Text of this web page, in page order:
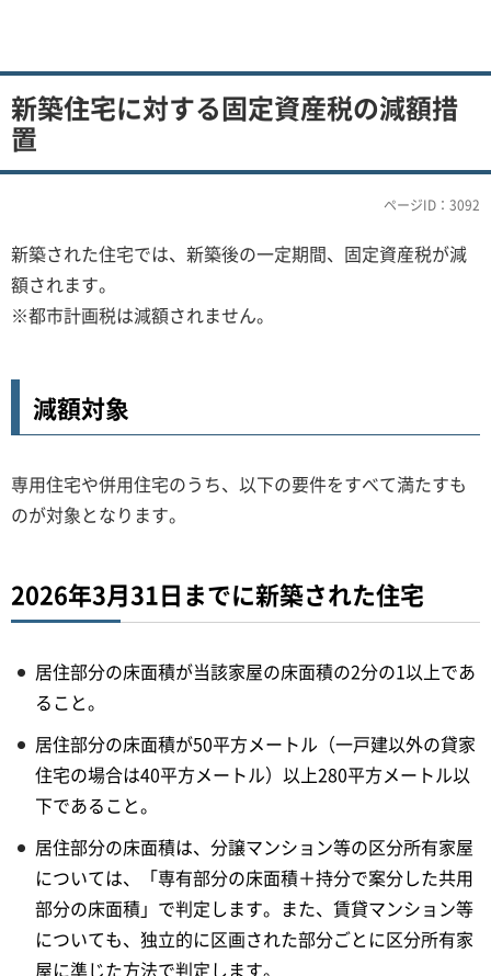
新築住宅に対する固定資産税の減額措
置
ページID：3092
新築された住宅では、新築後の一定期間、固定資産税が減
額されます。
※都市計画税は減額されません。
減額対象
専用住宅や併用住宅のうち、以下の要件をすべて満たすも
のが対象となります。
2026年3月31日までに新築された住宅
居住部分の床面積が当該家屋の床面積の2分の1以上であ
ること。
居住部分の床面積が50平方メートル（一戸建以外の貸家
住宅の場合は40平方メートル）以上280平方メートル以
下であること。
居住部分の床面積は、分譲マンション等の区分所有家屋
については、「専有部分の床面積＋持分で案分した共用
部分の床面積」で判定します。また、賃貸マンション等
についても、独立的に区画された部分ごとに区分所有家
屋に準じた方法で判定します。